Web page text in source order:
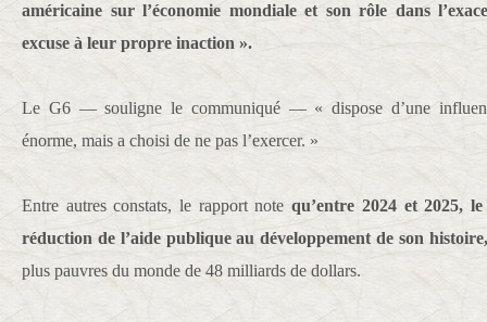
américaine sur l’économie mondiale et son rôle dans
excuse à leur propre inaction ».
Le G6 — souligne le communiqué — « dispose d’une
énorme, mais a choisi de ne pas l’exercer. »
Entre autres constats, le rapport notequ’entre 2024 et 2025,
réduction de l’aide publique au développement de son histoire,
plus pauvres du monde de 48 milliards de dollars.